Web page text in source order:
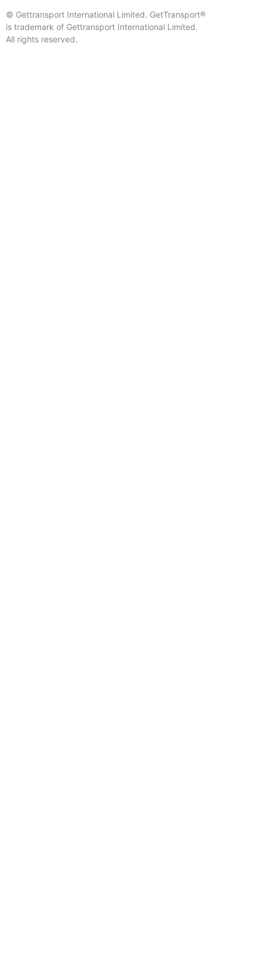
© Gettransport International Limited. GetTransport®
is trademark of Gettransport International Limited.
All rights reserved.